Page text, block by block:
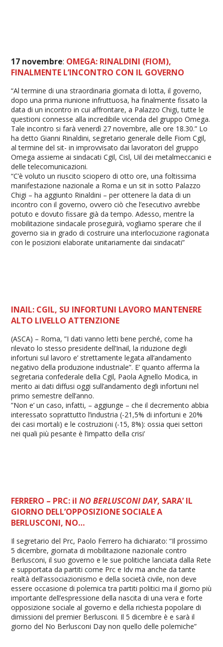
17 novembre: OMEGA: RINALDINI (FIOM),
FINALMENTE L’INCONTRO CON IL GOVERNO
“Al termine di una straordinaria giornata di lotta, il governo,
dopo una prima riunione infruttuosa, ha finalmente fissato la
data di un incontro in cui affrontare, a Palazzo Chigi, tutte le
questioni connesse alla incredibile vicenda del gruppo Omega.
Tale incontro si farà venerdì 27 novembre, alle ore 18.30.” Lo
ha detto Gianni Rinaldini, segretario generale delle Fiom Cgil,
al termine del sit- in improvvisato dai lavoratori del gruppo
Omega assieme ai sindacati Cgil, Cisl, Uil dei metalmeccanici e
delle telecomunicazioni.
“C’è voluto un riuscito sciopero di otto ore, una foltissima
manifestazione nazionale a Roma e un sit in sotto Palazzo
Chigi – ha aggiunto Rinaldini – per ottenere la data di un
incontro con il governo, ovvero ciò che l’esecutivo avrebbe
potuto e dovuto fissare già da tempo. Adesso, mentre la
mobilitazione sindacale proseguirà, vogliamo sperare che il
governo sia in grado di costruire una interlocuzione ragionata
con le posizioni elaborate unitariamente dai sindacati”
INAIL: CGIL, SU INFORTUNI LAVORO MANTENERE
ALTO LIVELLO ATTENZIONE
(ASCA) – Roma, ”I dati vanno letti bene perché, come ha
rilevato lo stesso presidente dell’Inail, la riduzione degli
infortuni sul lavoro e’ strettamente legata all’andamento
negativo della produzione industriale”. E’ quanto afferma la
segretaria confederale della Cgil, Paola Agnello Modica, in
merito ai dati diffusi oggi sull’andamento degli infortuni nel
primo semestre dell’anno.
”Non e’ un caso, infatti, – aggiunge – che il decremento abbia
interessato soprattutto l’industria (-21,5% di infortuni e 20%
dei casi mortali) e le costruzioni (-15, 8%): ossia quei settori
nei quali più pesante è l’impatto della crisi’
FERRERO – PRC: ilNO BERLUSCONI DAY, SARA’ IL
GIORNO DELL’OPPOSIZIONE SOCIALE A
BERLUSCONI, NO…
Il segretario del Prc, Paolo Ferrero ha dichiarato: “Il prossimo
5 dicembre, giornata di mobilitazione nazionale contro
Berlusconi, il suo governo e le sue politiche lanciata dalla Rete
e supportata da partiti come Prc e Idv ma anche da tante
realtà dell’associazionismo e della società civile, non deve
essere occasione di polemica tra partiti politici ma il giorno più
importante dell’espressione della nascita di una vera e forte
opposizione sociale al governo e della richiesta popolare di
dimissioni del premier Berlusconi. Il 5 dicembre è e sarà il
giorno del No Berlusconi Day non quello delle polemiche”